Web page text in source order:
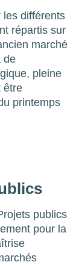
les différents
répartis sur
marché
de
pleine
être
printemps
publics
pour la